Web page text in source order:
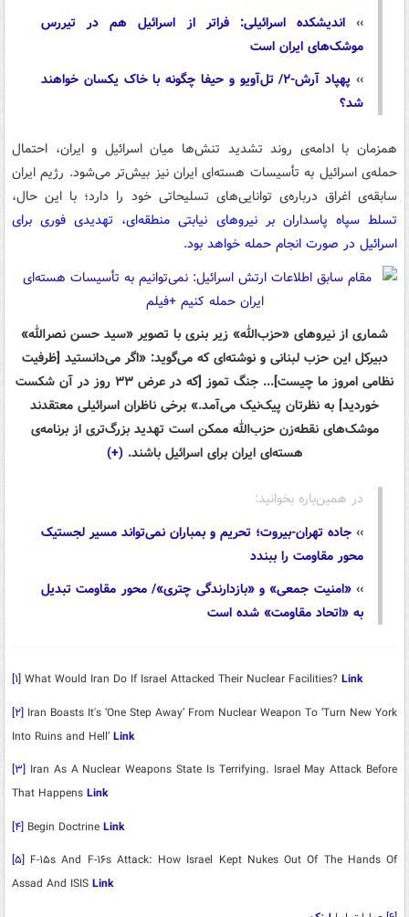
›› اندیشکده اسرائیلی: فراتر از اسرائیل هم در تیررس
موشک‌های ایران است
››
پهپاد آرش-۲/ تل‌آویو و حیفا چگونه با خاک یکسان خواهند
شد؟
همزمان با ادامه‌ی روند تشدید تنش‌ها میان اسرائیل و ایران، احتمال
حمله‌ی اسرائیل به تأسیسات هسته‌ای ایران نیز بیش‌تر می‌شود. رژیم ایران
سابقه‌ی اغراق درباره‌ی توانایی‌های تسلیحاتی خود را دارد؛ با این حال،
تسلط سپاه پاسداران بر نیروهای نیابتی منطقه‌ای، تهدیدی فوری برای
اسرائیل در صورت انجام حمله خواهد بود.
شماری از نیروهای «حزب‌الله» زیر بنری با تصویر «سید حسن نصرالله»
دبیرکل این حزب لبنانی و نوشته‌ای که می‌گوید: «اگر می‌دانستید [ظرفیت
نظامی امروز ما چیست]... جنگ تموز [که در عرض ۳۳ روز در آن شکست
خوردید] به نظرتان پیک‌نیک می‌آمد.» برخی ناظران اسرائیلی معتقدند
موشک‌های نقطه‌زن حزب‌الله ممکن است تهدید بزرگ‌تری از برنامه‌ی
هسته‌ای ایران برای اسرائیل باشند.(+)
در همین‌باره بخوانید:
›› جاده تهران-بیروت؛ تحریم و بمباران نمی‌تواند مسیر لجستیک
محور مقاومت را ببندد
›› «امنیت جمعی» و «بازدارندگی چتری»/ محور مقاومت تبدیل
به «اتحاد مقاومت» شده است
[۱] What Would Iran Do If Israel Attacked Their Nuclear Facilities? Link
[۲] Iran Boasts It's ‘One Step Away’ From Nuclear Weapon To ‘Turn New York
Into Ruins and Hell’ Link
[۳] Iran As A Nuclear Weapons State Is Terrifying. Israel May Attack Before
That Happens Link
[۴] Begin Doctrine Link
[۵] F-۱۵s And F-۱۶s Attack: How Israel Kept Nukes Out Of The Hands Of
Assad And ISIS Link